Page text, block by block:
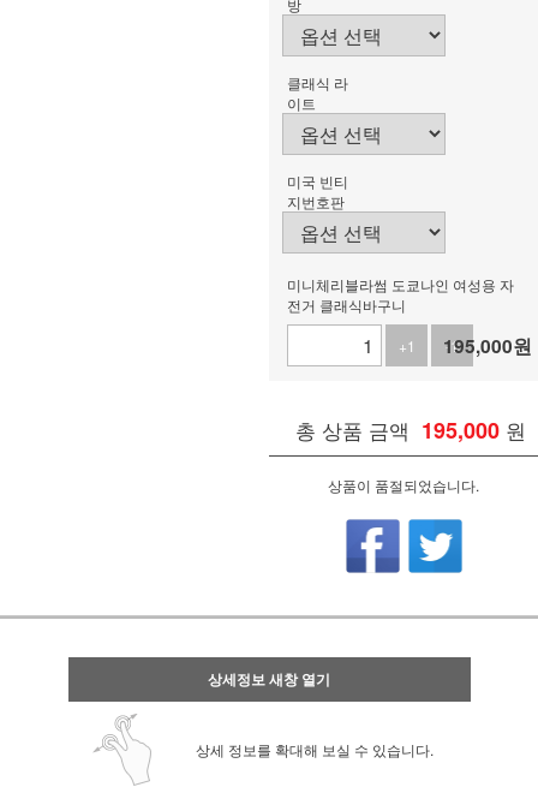
방
클래식 라
이트
미국 빈티
지번호판
미니체리블라썸 도쿄나인 여성용 자
전거 클래식바구니
+1
-1
195,000원
총 상품 금액 195,000 원
상품이 품절되었습니다.
상세정보 새창 열기
상세 정보를 확대해 보실 수 있습니다.